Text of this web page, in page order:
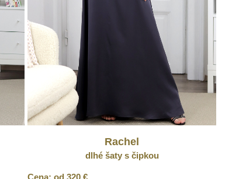
Rachel
dlhé šaty s čipkou